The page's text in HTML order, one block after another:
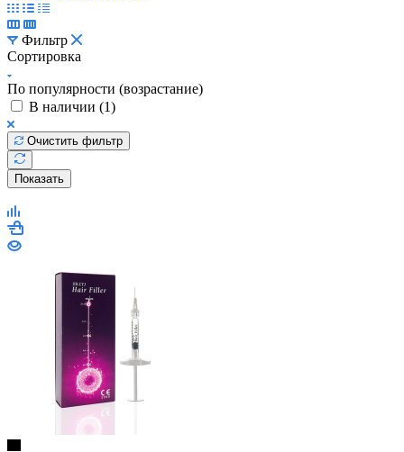
Фильтр
Сортировка
По популярности (возрастание)
В наличии (1)
Очистить фильтр
Показать